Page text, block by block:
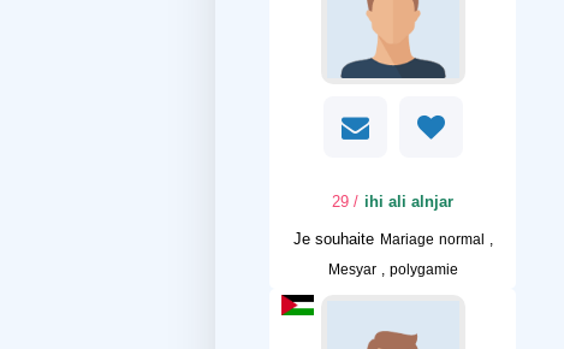
ihi ali alnjar
/ 29
Je souhaite Mariage normal ,
Mesyar , polygamie